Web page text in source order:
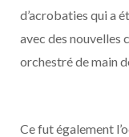
d’acrobaties qui a
avec des nouvelles
orchestré de main
Ce fut également